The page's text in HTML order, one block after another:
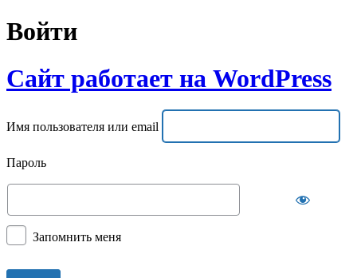
Войти
Сайт работает на WordPress
Имя пользователя или email
Пароль
Запомнить меня